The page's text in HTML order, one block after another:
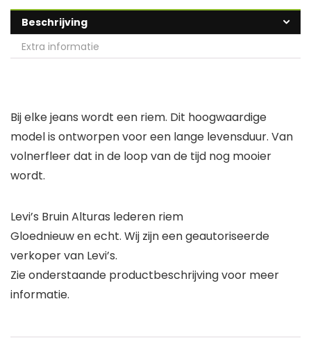
Beschrijving
Extra informatie
Bij elke jeans wordt een riem. Dit hoogwaardige
model is ontworpen voor een lange levensduur. Van
volnerfleer dat in de loop van de tijd nog mooier
wordt.
Levi’s Bruin Alturas lederen riem
Gloednieuw en echt. Wij zijn een geautoriseerde
verkoper van Levi’s.
Zie onderstaande productbeschrijving voor meer
informatie.